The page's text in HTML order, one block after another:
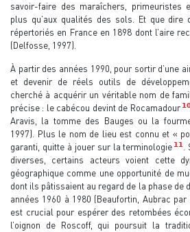
savoir-faire des maraîchers, primeuristes
plus qu’aux qualités des sols. Et que dire
répertoriés en France en 1898 dont l’aire
(Delfosse, 1997).
À partir des années 1990, pour sortir d’une
et devenir de réels outils de
cherché à acquérir un véritable nom de
précise : le cabécou devint de Rocamadour
Aravis, la tomme des Bauges ou la
1997). Plus le nom de lieu est connu et «
garanti, quitte à jouer sur la terminologie 11
diverses, certains acteurs voient cette
géographique comme une opportunité de
dont ils pâtissaient au regard de la phase de
années 1960 à 1980 (Beaufortin, Aubrac
est crucial pour espérer des retombées
l’oignon de Roscoff, qui poursuit la